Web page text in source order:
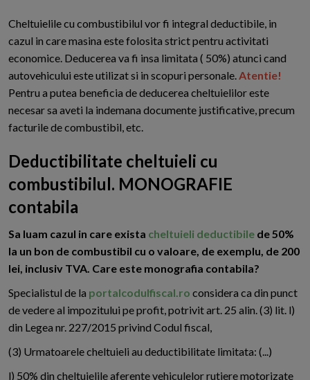
Cheltuielile cu combustibilul vor fi integral deductibile, in
cazul in care masina este folosita strict pentru activitati
economice. Deducerea va fi insa limitata ( 50%) atunci cand
autovehicului este utilizat si in scopuri personale.Atentie!
Pentru a putea beneficia de deducerea cheltuielilor este
necesar sa aveti la indemana documente justificative, precum
facturile de combustibil, etc.
Deductibilitate cheltuieli cu
combustibilul. MONOGRAFIE
contabila
Sa luam cazul in care exista cheltuieli deductibile de 50%
la un bon de combustibil cu o valoare, de exemplu, de 200
lei, inclusiv TVA. Care este monografia contabila?
Specialistul de la portalcodulfiscal.ro considera ca din punct
de vedere al impozitului pe profit, potrivit art. 25 alin. (3) lit. l)
din Legea nr. 227/2015 privind Codul fiscal,
(3) Urmatoarele cheltuieli au deductibilitate limitata: (...)
l) 50% din cheltuielile aferente vehiculelor rutiere motorizate